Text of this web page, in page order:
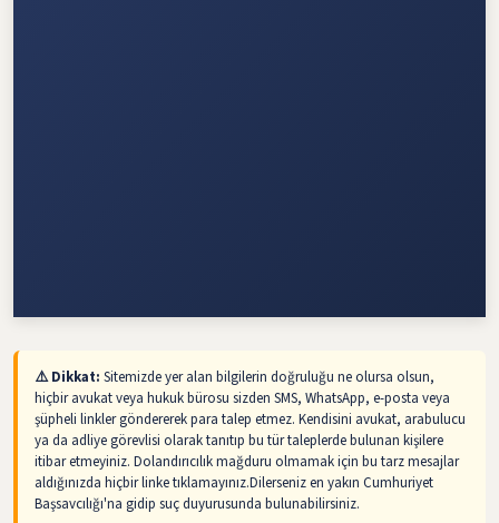
⚠️ Dikkat: Sitemizde yer alan bilgilerin doğruluğu ne olursa olsun,
hiçbir avukat veya hukuk bürosu sizden SMS, WhatsApp, e-posta veya
şüpheli linkler göndererek para talep etmez. Kendisini avukat, arabulucu
ya da adliye görevlisi olarak tanıtıp bu tür taleplerde bulunan kişilere
itibar etmeyiniz. Dolandırıcılık mağduru olmamak için bu tarz mesajlar
aldığınızda hiçbir linke tıklamayınız.Dilerseniz en yakın Cumhuriyet
Başsavcılığı'na gidip suç duyurusunda bulunabilirsiniz.